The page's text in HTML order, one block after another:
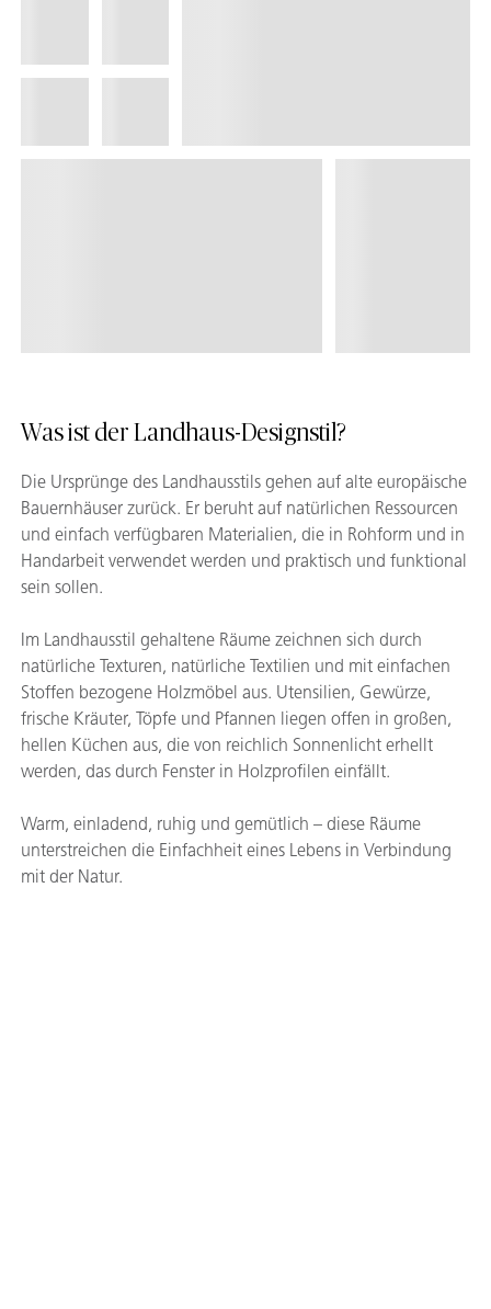
Was ist der Landhaus-Designstil?
Die Ursprünge des Landhausstils gehen auf alte europäische
Bauernhäuser zurück. Er beruht auf natürlichen Ressourcen
und einfach verfügbaren Materialien, die in Rohform und in
Handarbeit verwendet werden und praktisch und funktional
sein sollen.
Im Landhausstil gehaltene Räume zeichnen sich durch
natürliche Texturen, natürliche Textilien und mit einfachen
Stoffen bezogene Holzmöbel aus. Utensilien, Gewürze,
frische Kräuter, Töpfe und Pfannen liegen offen in großen,
hellen Küchen aus, die von reichlich Sonnenlicht erhellt
werden, das durch Fenster in Holzprofilen einfällt.
Warm, einladend, ruhig und gemütlich – diese Räume
unterstreichen die Einfachheit eines Lebens in Verbindung
mit der Natur.